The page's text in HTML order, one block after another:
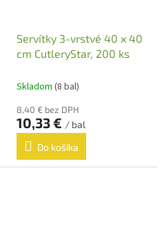
Servítky 3-vrstvé 40 x 40
cm CutleryStar, 200 ks
Skladom (8 bal)
8,40 € bez DPH
10,33 € / bal
Do košíka